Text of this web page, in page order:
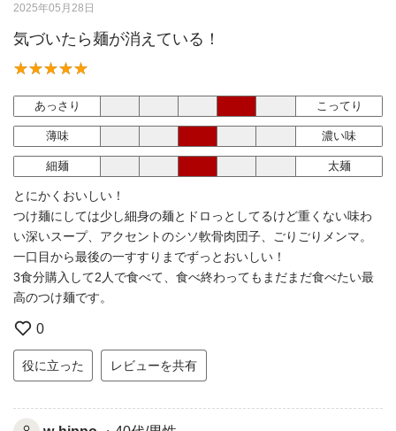
2025年05月28日
気づいたら麺が消えている！
あっさり こってり
薄味 濃い味
細麺 太麺
とにかくおいしい！
つけ麺にしては少し細身の麺とドロっとしてるけど重くない味わ
い深いスープ、アクセントのシソ軟骨肉団子、ごりごりメンマ。
一口目から最後の一すすりまでずっとおいしい！
3食分購入して2人で食べて、食べ終わってもまだまだ食べたい最
高のつけ麺です。
0
役に立った レビューを共有